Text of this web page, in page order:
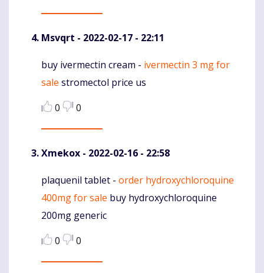
Msvqrt - 2022-02-17 - 22:11
Komentaras
buy ivermectin cream - ivermectin 3 mg for
sale stromectol price us
0
0
Xmekox - 2022-02-16 - 22:58
Komentaras
plaquenil tablet - order hydroxychloroquine
400mg for sale buy hydroxychloroquine
200mg generic
0
0